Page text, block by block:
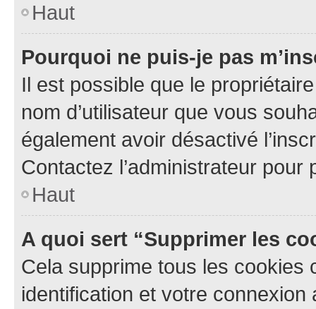
Haut
Pourquoi ne puis-je pas
Il est possible que le
nom d’utilisateur que vous
également avoir désactivé
Contactez l’administrateur
Haut
A quoi sert “Supprimer les
Cela supprime tous les cookies
identification et votre